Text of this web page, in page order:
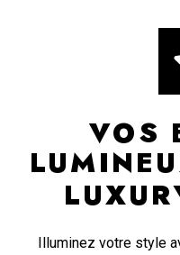
VOS
Illuminez votre style